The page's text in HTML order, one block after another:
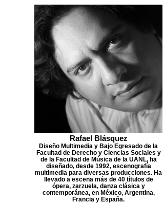
Rafael Blásquez
Diseño Multimedia y Bajo Egresado de la
Facultad de Derecho y Ciencias Sociales y
de la Facultad de Música de la UANL, ha
diseñado, desde 1992, escenografía
multimedia para diversas producciones. Ha
llevado a escena más de 40 títulos de
ópera, zarzuela, danza clásica y
contemporánea, en México, Argentina,
Francia y España.